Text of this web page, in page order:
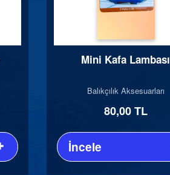
Mini Kafa Lambası
Balıkçılık Aksesuarları
80,00 TL
İncele